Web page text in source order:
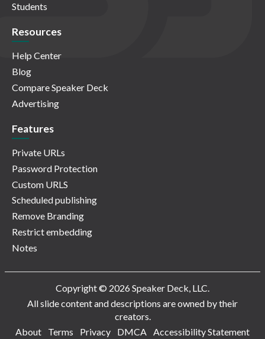
Students
Resources
Help Center
Blog
Compare Speaker Deck
Advertising
Features
Private URLs
Password Protection
Custom URLS
Scheduled publishing
Remove Branding
Restrict embedding
Notes
Copyright © 2026 Speaker Deck, LLC.
All slide content and descriptions are owned by their
creators.
About
Terms Privacy DMCA Accessibility Statement